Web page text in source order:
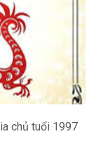
chủ tuổi 1997